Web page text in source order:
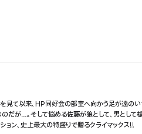
て以来、HP同好会の部室へ向かう足が遠の
が…。そして悩める佐藤が狼として、男とし
ン、史上最大の特盛りで贈るクライマックス!!